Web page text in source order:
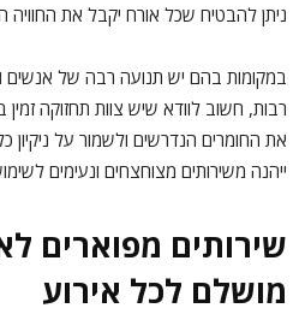
ניתן להבטיח שכל אורח יקבל את החוויה
במקומות בהם יש תנועה רבה של אנשים
רבות, חשוב לוודא שיש צוות תחזוקה
את החומרים הנדרשים ולשמור על ניקיון
ייהנה משירותים מצוחצחים ונעימים
שירותים מפוארים
מושלם לכל אירוע